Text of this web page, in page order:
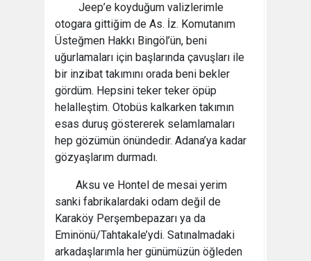
Jeep’e koyduğum valizlerimle
otogara gittiğim de As. İz. Komutanım
Üsteğmen Hakkı Bingöl’ün, beni
uğurlamaları için başlarında çavuşları ile
bir inzibat takımını orada beni bekler
gördüm. Hepsini teker teker öpüp
helalleştim. Otobüs kalkarken takımın
esas duruş göstererek selamlamaları
hep gözümün önündedir. Adana’ya kadar
gözyaşlarım durmadı.
Aksu ve Hontel de mesai yerim
sanki fabrikalardaki odam değil de
Karaköy Perşembepazarı ya da
Eminönü/Tahtakale’ydi. Satınalmadaki
arkadaşlarımla her günümüzün öğleden